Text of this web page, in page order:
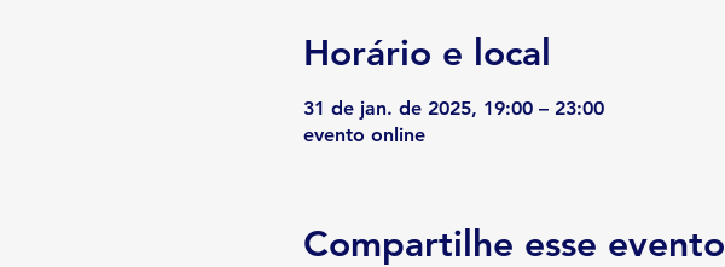
Horário e local
31 de jan. de 2025, 19:00 – 23:00
evento online
Compartilhe esse evento